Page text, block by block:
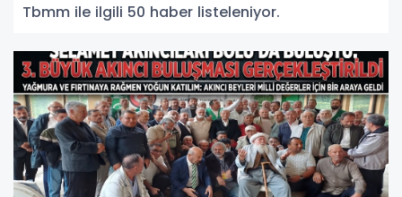
Tbmm ile ilgili 50 haber listeleniyor.